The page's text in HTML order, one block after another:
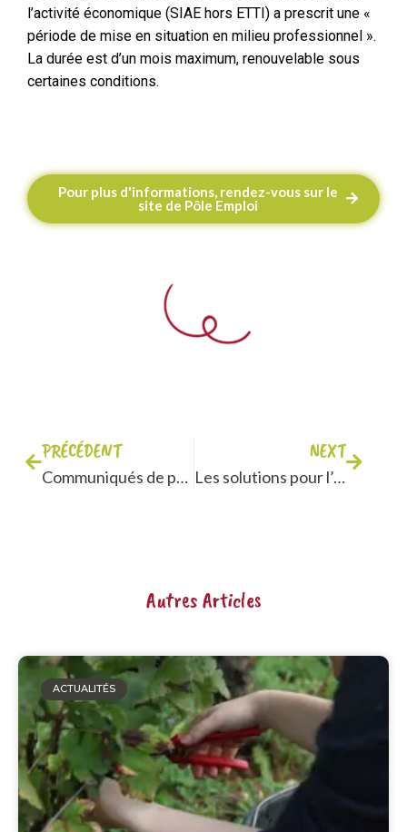
l’activité économique (SIAE hors ETTI) a prescrit une «
période de mise en situation en milieu professionnel ».
La durée est d’un mois maximum, renouvelable sous
certaines conditions.
Pour plus d'informations, rendez-vous sur le
site de Pôle Emploi
PRÉCÉDENT
Communiqués de presse pour l’inauguration de VITA Bourgogne
NEXT
Les solutions pour l’emploi proposées par Pôle Emploi: L’action de formation préalable au recrutement
Autres Articles
ACTUALITÉS